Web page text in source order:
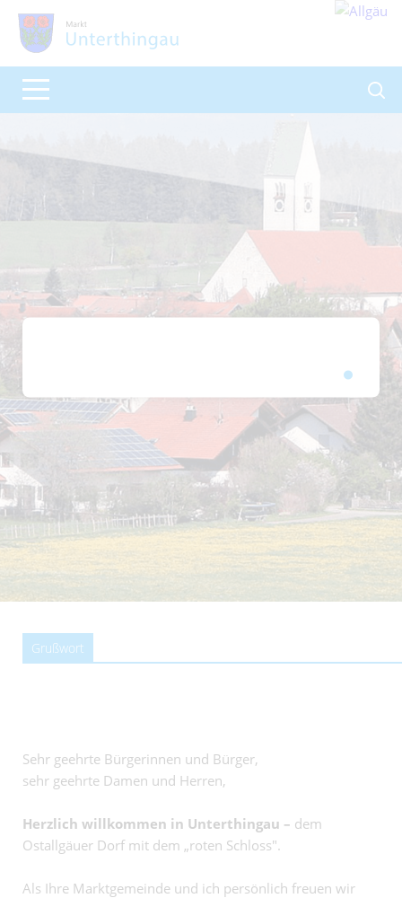
Grußwort
Sehr geehrte Bürgerinnen und Bürger,
sehr geehrte Damen und Herren,
Herzlich willkommen in Unterthingau – dem
Ostallgäuer Dorf mit dem „roten Schloss".
Als Ihre Marktgemeinde und ich persönlich freuen wir